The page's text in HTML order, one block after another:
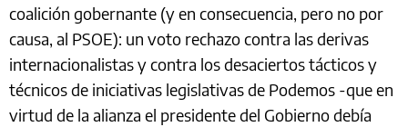
coalición gobernante (y en consecuencia, pero no por
causa, al PSOE): un voto rechazo contra las derivas
internacionalistas y contra los desaciertos tácticos y
técnicos de iniciativas legislativas de Podemos -que en
virtud de la alianza el presidente del Gobierno debía